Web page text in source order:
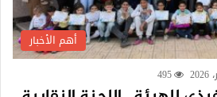
أهم الأخبار
495